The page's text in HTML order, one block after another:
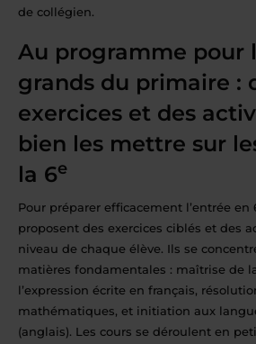
de collégien.
Au programme pour
grands du primaire :
exercices et des
bien les mettre sur
la 6e
Pour préparer efficacement l’entrée en
proposent des exercices ciblés et des
niveau de chaque élève. Ils se
matières fondamentales : maîtrise de
l’expression écrite en français,
mathématiques, et initiation aux
(anglais). Les cours se déroulent en